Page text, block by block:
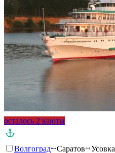
осталось 2 каюты
Волгоград Саратов Усовка